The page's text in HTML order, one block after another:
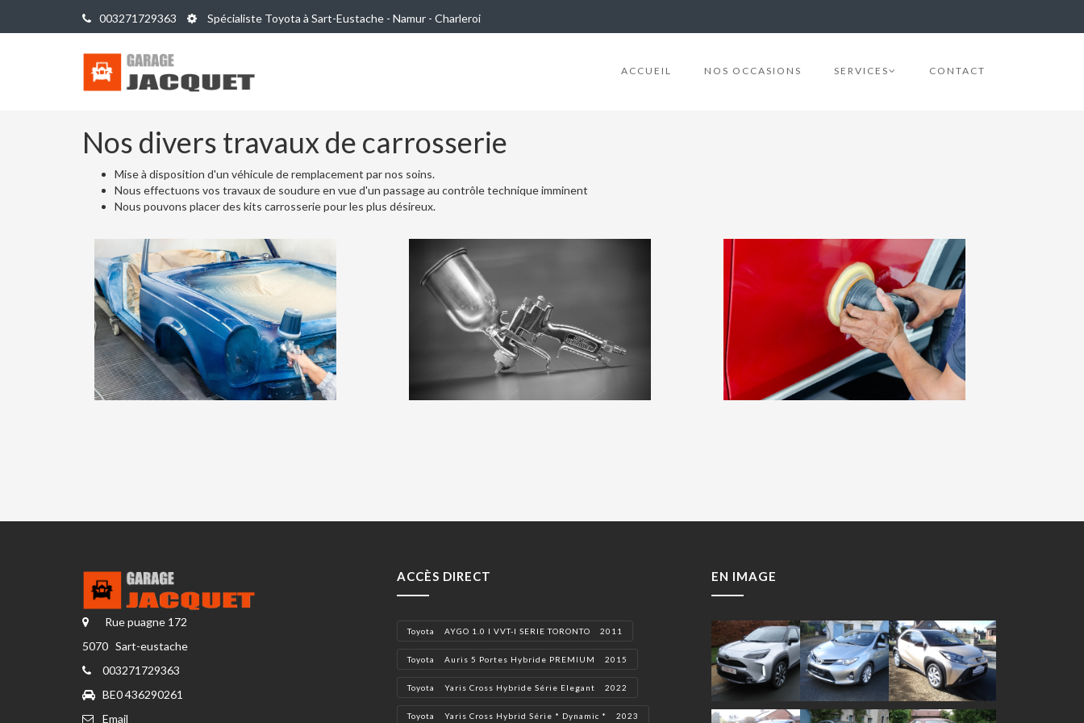
003271729363 Spécialiste Toyota à Sart-Eustache - Namur - Charleroi
ACCUEIL NOS OCCASIONS SERVICES CONTACT
Nos divers travaux de carrosserie
Mise à disposition d'un véhicule de remplacement par nos soins.
Nous effectuons vos travaux de soudure en vue d'un passage au contrôle technique imminent
Nous pouvons placer des kits carrosserie pour les plus désireux.
Rue puagne 172
5070 Sart-eustache
003271729363
BE0 436290261
Email
ACCÈS DIRECT
Toyota AYGO 1.0 I VVT-I SERIE TORONTO 2011
Toyota Auris 5 Portes Hybride PREMIUM 2015
Toyota Yaris Cross Hybride Série Elegant 2022
Toyota Yaris Cross Hybrid Série * Dynamic * 2023
EN IMAGE